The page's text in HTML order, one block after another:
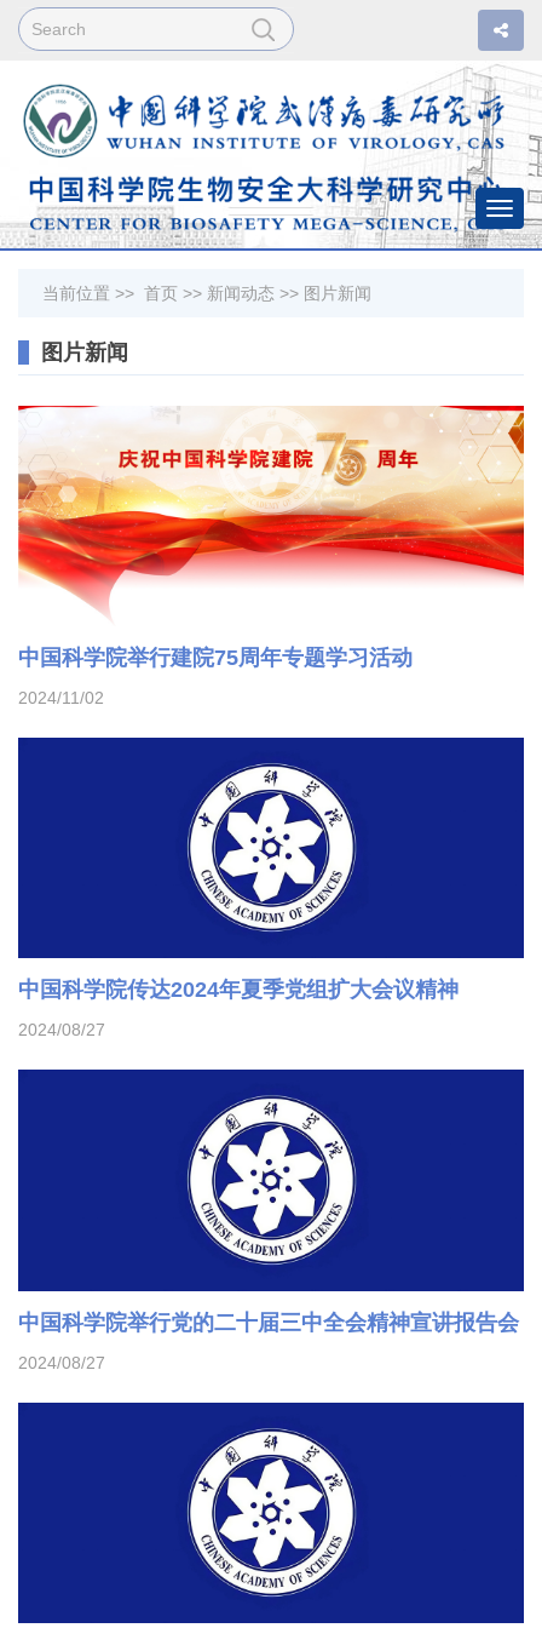
当前位置 >> 首页 >> 新闻动态 >> 图片新闻
图片新闻
中国科学院举行建院75周年专题学习活动
2024/11/02
中国科学院传达2024年夏季党组扩大会议精神
2024/08/27
中国科学院举行党的二十届三中全会精神宣讲报告会
2024/08/27